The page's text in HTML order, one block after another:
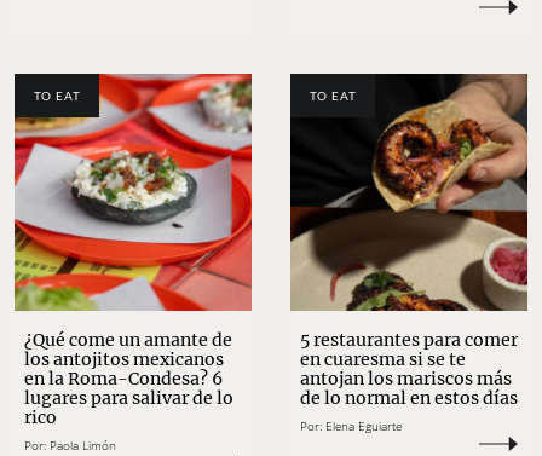
TO EAT
¿Qué come un amante de
los antojitos mexicanos
en la Roma-Condesa? 6
lugares para salivar de lo
rico
Por: Paola Limón
TO EAT
5 restaurantes para comer
en cuaresma si se te
antojan los mariscos más
de lo normal en estos días
Por: Elena Eguiarte